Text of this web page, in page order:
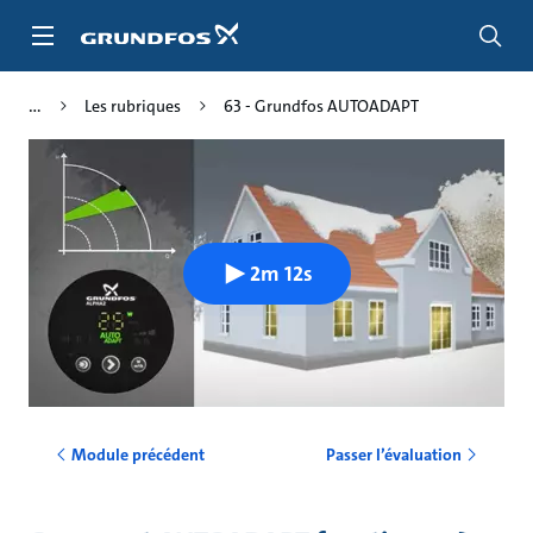
Les rubriques 63 - Grundfos AUTOADAPT
2m 12s
Module précédent Passer l’évaluation